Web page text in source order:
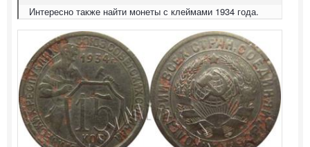
Интересно также найти монеты с клеймами 1934 года.